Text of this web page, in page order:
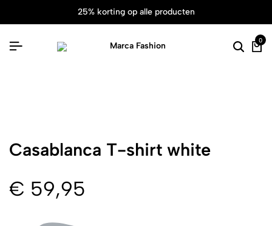
25% korting op alle producten
0
Casablanca T-shirt white
€ 59,95